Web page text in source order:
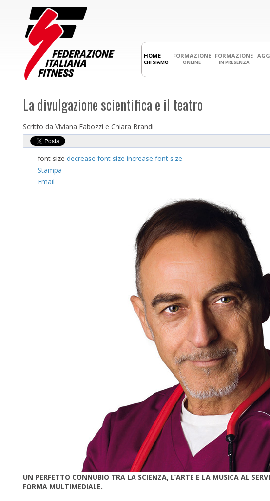
HOME
CHI SIAMO
FORMAZIONE
ONLINE
FORMAZIONE
IN PRESENZA
La divulgazione scientifica e il teatro
Scritto da Viviana Fabozzi e Chiara Brandi
font size decrease font size increase font size
Stampa
Email
UN PERFETTO CONNUBIO TRA LA SCIENZA, L’ARTE E LA MUSICA AL
FORMA MULTIMEDIALE.